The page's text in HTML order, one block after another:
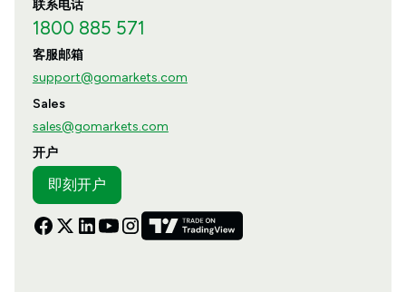
联系电话
1800 885 571
客服邮箱
support@gomarkets.com
Sales
sales@gomarkets.com
开户
即刻开户